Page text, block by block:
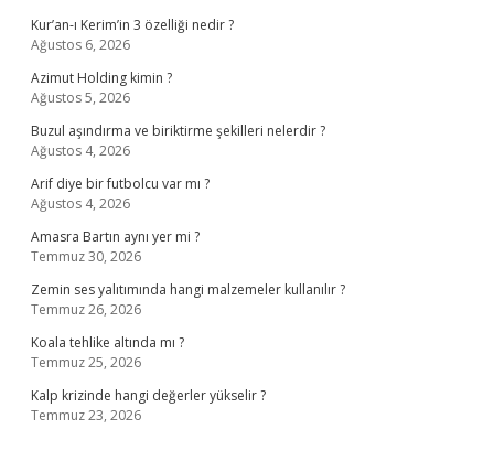
Kur’an-ı Kerim’in 3 özelliği nedir ?
Ağustos 6, 2026
Azimut Holding kimin ?
Ağustos 5, 2026
Buzul aşındırma ve biriktirme şekilleri nelerdir ?
Ağustos 4, 2026
Arif diye bir futbolcu var mı ?
Ağustos 4, 2026
Amasra Bartın aynı yer mi ?
Temmuz 30, 2026
Zemin ses yalıtımında hangi malzemeler kullanılır ?
Temmuz 26, 2026
Koala tehlike altında mı ?
Temmuz 25, 2026
Kalp krizinde hangi değerler yükselir ?
Temmuz 23, 2026